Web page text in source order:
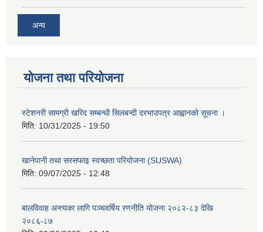
अन्य
योजना तथा परियोजना
स्टेशनरी सामग्री खरिद सम्बन्धी सिलबन्दी दरभाउपत्र आह्वानको सूचना ।
मिति: 10/31/2025 - 19:50
खानेपानी तथा सरसफाइ स्वच्छता परियोजना (SUSWA)
मिति: 09/07/2025 - 12:48
बालविवाह अन्त्यका लागि पञ्चवर्षिय रणनीति योजना २०८२-८३ देखि
२०८६-८७